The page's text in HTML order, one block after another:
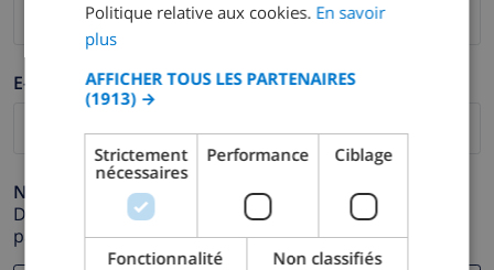
E-mail *
Numéro de téléphone *
Dans le cas où votre adresse e-mail ne fonctionnerait
pas correctement.
GERMAN
DANISH
Politique relative aux cookies. En savoir
plus
AFFICHER TOUS LES PARTENAIRES
(1913) →
Strictement
nécessaires
Performance Ciblage
Fonctionnalité Non classifiés